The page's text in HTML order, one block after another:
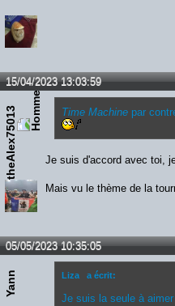
15/04/2023 13:03:59
theAlex75013 Time Machine par
Je suis d'accord avec toi,
Mais vu le thème de la
05/05/2023 10:35:05
Yann Liza a écrit:
Je suis la seule à